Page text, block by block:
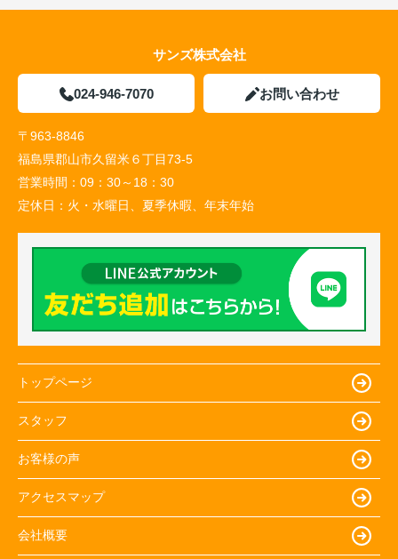
サンズ株式会社
024-946-7070 お問い合わせ
〒963-8846
福島県郡山市久留米６丁目73-5
営業時間： 09：30～18：30
定休日： 火・水曜日、夏季休暇、年末年始
トップページ
スタッフ
お客様の声
アクセスマップ
会社概要